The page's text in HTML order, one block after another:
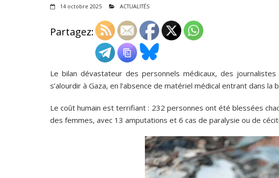
14 octobre 2025 ACTUALITÉS
Partagez:
Le bilan dévastateur des personnels médicaux, des
s’alourdir à Gaza, en l’absence de matériel médical entrant dans la
Le coût humain est terrifiant : 232 personnes ont été blessées
des femmes, avec 13 amputations et 6 cas de paralysie ou de